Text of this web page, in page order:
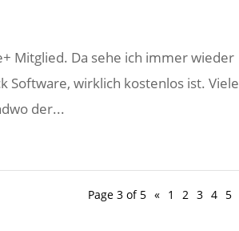
Mitglied. Da sehe ich immer wieder
Software, wirklich kostenlos ist. Viele
der...
Page 3 of 5 « 1 2 3 4 5